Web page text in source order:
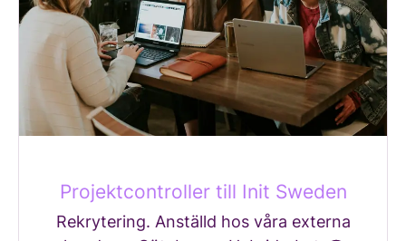
Projektcontroller till Init Sweden
Rekrytering. Anställd hos våra externa